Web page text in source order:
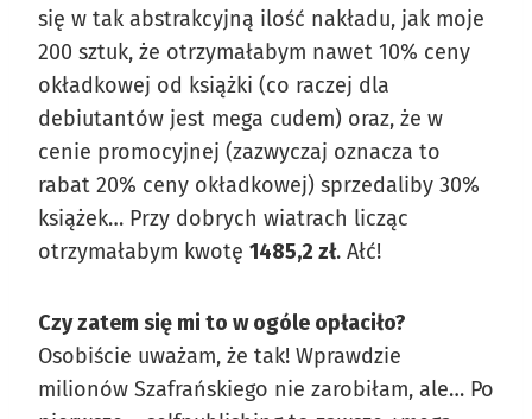
się w tak abstrakcyjną ilość nakładu, jak moje
200 sztuk, że otrzymałabym nawet 10% ceny
okładkowej od książki (co raczej dla
debiutantów jest mega cudem) oraz, że w
cenie promocyjnej (zazwyczaj oznacza to
rabat 20% ceny okładkowej) sprzedaliby 30%
książek… Przy dobrych wiatrach licząc
otrzymałabym kwotę 1485,2 zł. Ałć!
Czy zatem się mi to w ogóle opłaciło?
Osobiście uważam, że tak! Wprawdzie
milionów Szafrańskiego nie zarobiłam, ale… Po